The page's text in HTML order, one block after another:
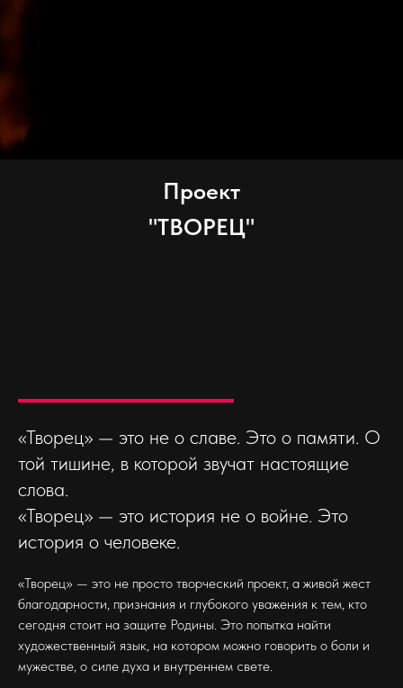
Проект
"ТВОРЕЦ"
«Творец» — это не о славе. Это о памяти. О
той тишине, в которой звучат настоящие
слова.
«Творец» — это история не о войне. Это
история о человеке.
«Творец» — это не просто творческий проект, а живой жест
благодарности, признания и глубокого уважения к тем, кто
сегодня стоит на защите Родины. Это попытка найти
художественный язык, на котором можно говорить о боли и
мужестве, о силе духа и внутреннем свете.